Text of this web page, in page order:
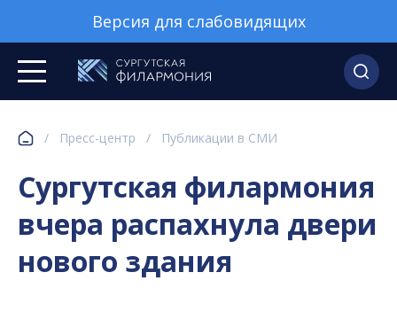
Версия для слабовидящих
/ Пресс-центр / Публикации в СМИ
Сургутская филармония
вчера распахнула двери
нового здания